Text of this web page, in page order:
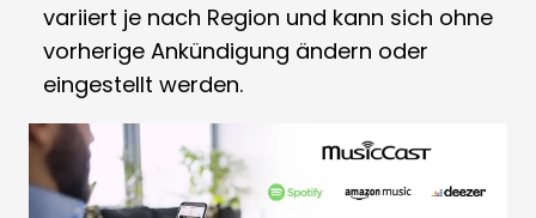
variiert je nach Region und kann sich ohne
vorherige Ankündigung ändern oder
eingestellt werden.